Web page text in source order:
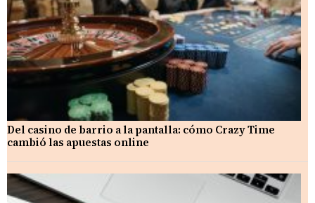
Del casino de barrio a la pantalla: cómo Crazy Time
cambió las apuestas online